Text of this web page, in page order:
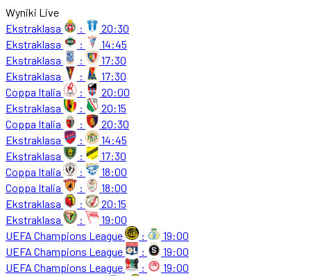
Wyniki Live
Ekstraklasa
:
20:30
Ekstraklasa
:
14:45
Ekstraklasa
:
17:30
Ekstraklasa
:
17:30
Coppa Italia
:
20:00
Ekstraklasa
:
20:15
Coppa Italia
:
20:30
Ekstraklasa
:
14:45
Ekstraklasa
:
17:30
Coppa Italia
:
18:00
Coppa Italia
:
18:00
Ekstraklasa
:
20:15
Ekstraklasa
:
19:00
UEFA Champions League
:
19:00
UEFA Champions League
:
19:00
UEFA Champions League
:
19:00